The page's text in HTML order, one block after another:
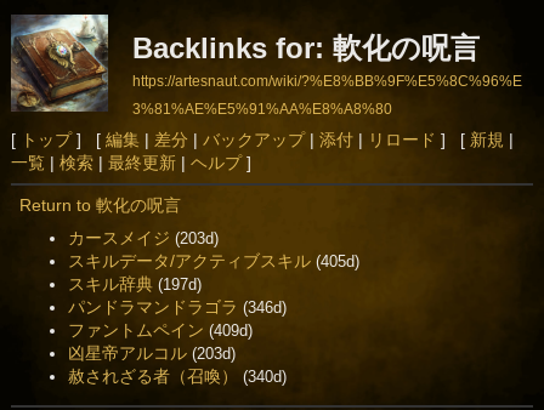
Backlinks for: 軟化の呪言
https://artesnaut.com/wiki/?%E8%BB%9F%E5%8C%96%E
3%81%AE%E5%91%AA%E8%A8%80
[ トップ] [ 編集| 差分 | バックアップ| 添付| リロード ] [ 新規 |
一覧| 検索| 最終更新| ヘルプ]
Return to 軟化の呪言
カースメイジ (203d)
スキルデータ/アクティブスキル (405d)
スキル辞典 (197d)
パンドラマンドラゴラ (346d)
ファントムペイン (409d)
凶星帝アルコル (203d)
赦されざる者（召喚） (340d)